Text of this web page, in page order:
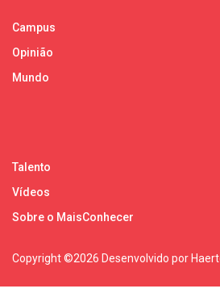
Campus
Opinião
Mundo
Talento
Vídeos
Sobre o MaisConhecer
Copyright ©2026 Desenvolvido por